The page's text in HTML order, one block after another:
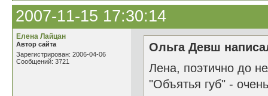
2007-11-15 17:30:14
Елена Лайцан
Автор сайта
Зарегистрирован: 2006-04-06
Сообщений: 3721
Ольга Девш
Лена, поэтично до
"Объятья губ" -